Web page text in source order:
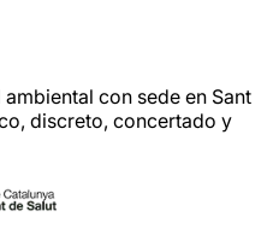
con sede en Sant
discreto, concertado y